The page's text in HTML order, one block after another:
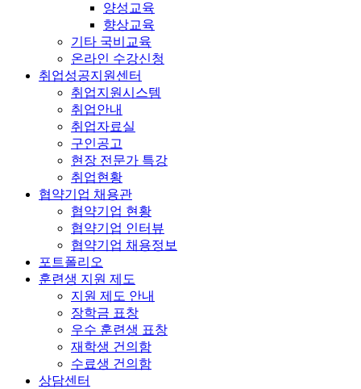
양성교육
향상교육
기타 국비교육
온라인 수강신청
취업성공지원센터
취업지원시스템
취업안내
취업자료실
구인공고
현장 전문가 특강
취업현황
협약기업 채용관
협약기업 현황
협약기업 인터뷰
협약기업 채용정보
포트폴리오
훈련생 지원 제도
지원 제도 안내
장학금 표창
우수 훈련생 표창
재학생 건의함
수료생 건의함
상담센터